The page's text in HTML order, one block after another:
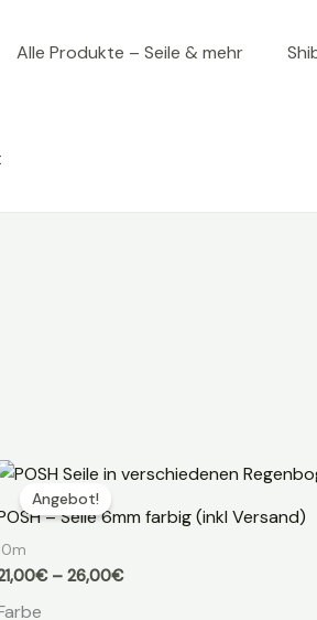
Alle Produkte – Seile & mehr
Angebot!
– Seile 6mm farbig (inkl Versand)
€ –26,00€Preisspanne: